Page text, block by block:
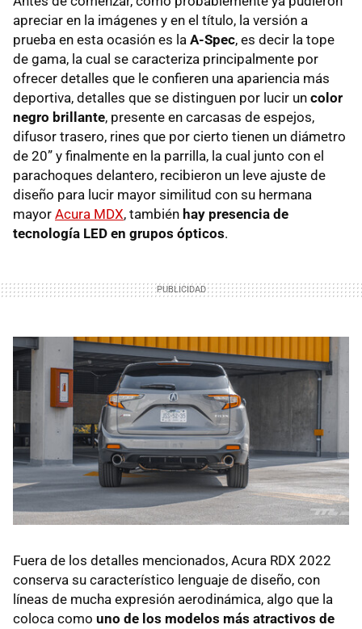
apreciar en la imágenes y en el título, la versión a
prueba en esta ocasión es la A-Spec, es decir la tope
de gama, la cual se caracteriza principalmente por
ofrecer detalles que le confieren una apariencia más
deportiva, detalles que se distinguen por lucir un color
negro brillante, presente en carcasas de espejos,
difusor trasero, rines que por cierto tienen un diámetro
de 20” y finalmente en la parrilla, la cual junto con el
parachoques delantero, recibieron un leve ajuste de
diseño para lucir mayor similitud con su hermana
mayor Acura MDX, también hay presencia de
tecnología LED en grupos ópticos.
Fuera de los detalles mencionados, Acura RDX 2022
conserva su característico lenguaje de diseño, con
líneas de mucha expresión aerodinámica, algo que la
coloca como uno de los modelos más atractivos de